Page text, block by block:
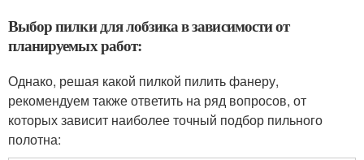
Выбор пилки для лобзика в зависимости от
планируемых работ:
Однако, решая какой пилкой пилить фанеру,
рекомендуем также ответить на ряд вопросов, от
которых зависит наиболее точный подбор пильного
полотна: